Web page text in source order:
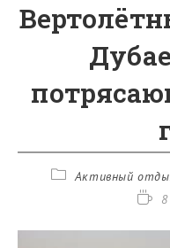
РубрикаАктивный
Время